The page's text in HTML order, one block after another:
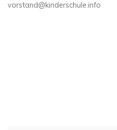
vorstand@kinderschule.info